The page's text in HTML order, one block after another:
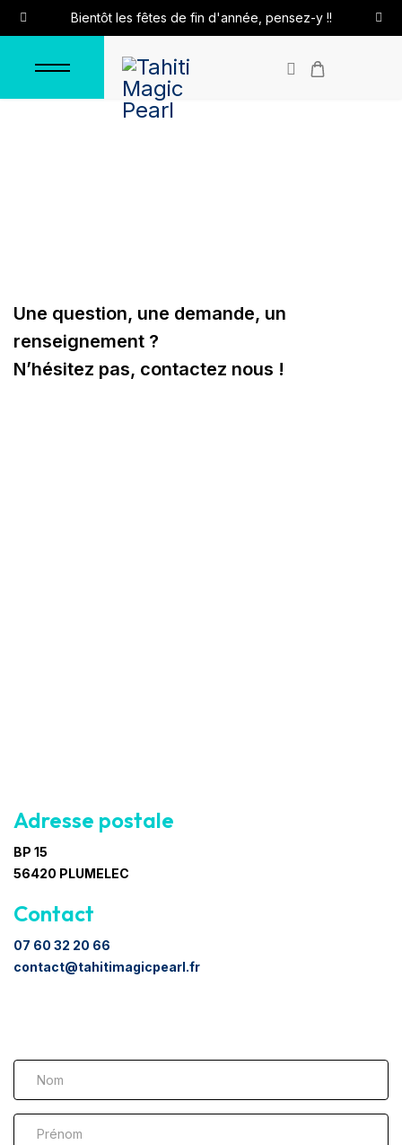
Bientôt les fêtes de fin d'année, pensez-y !!
Une question, une demande, un
renseignement ?
N’hésitez pas, contactez nous !
Adresse postale
BP 15
56420 PLUMELEC
Contact
07 60 32 20 66
contact@tahitimagicpearl.fr